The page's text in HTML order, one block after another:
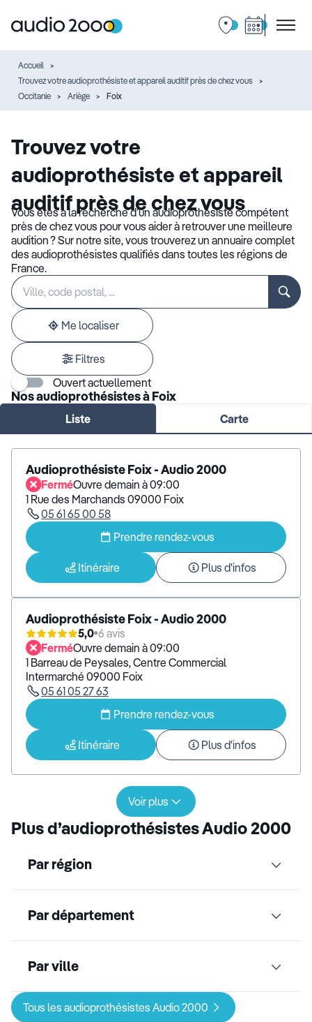
Accueil
Trouvez votre audioprothésiste et appareil auditif près de chez vous
Occitanie
Ariège Foix
Trouvez votre
audioprothésiste et appareil
auditif près de chez vous
Vous êtes à la recherche d’un audioprothésiste compétent
près de chez vous pour vous aider à retrouver une meilleure
audition ? Sur notre site, vous trouverez un annuaire complet
des audioprothésistes qualifiés dans toutes les régions de
France.
Rechercher
établissement
Veuillez
renseigner
une
adresse
Me localiser
Filtres
Ouvert actuellement
Nos audioprothésistes à Foix
Liste Carte
Audioprothésiste Foix - Audio 2000
FerméOuvre demain à 09:00
1 Rue des Marchands 09000 Foix
05 61 65 00 58
Prendre rendez-vous
Itinéraire Plus d'infos
Audioprothésiste Foix - Audio 2000
5,0 6 avis
FerméOuvre demain à 09:00
1 Barreau de Peysales, Centre Commercial
Intermarché 09000 Foix
05 61 05 27 63
Prendre rendez-vous
Itinéraire Plus d'infos
Voir plus
Plus d’audioprothésistes Audio 2000
Par région
Par département
Par ville
Tous les audioprothésistes Audio 2000